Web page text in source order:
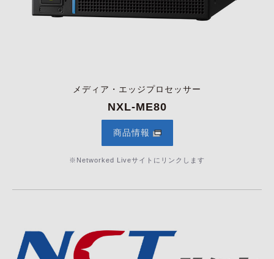
メディア・エッジプロセッサー
NXL-ME80
商品情報
※Networked Liveサイトにリンクします